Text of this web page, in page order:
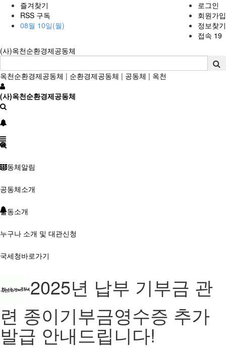
즐겨찾기
RSS 구독
08월 10일(월)
로그인
회원가입
정보찾기
접속 19
(사)옥천순환경제공동체
옥천순환경제공동체 | 순환경제공동체 | 공동체 | 옥천
(사)옥천순환경제공동체
공동체알림
공동체소개
활동소개
누구나 소개 및 대관신청
국세청바로가기
2025년 납부 기부금 관
련 종이기부금영수증 추가
발급 안내드립니다!